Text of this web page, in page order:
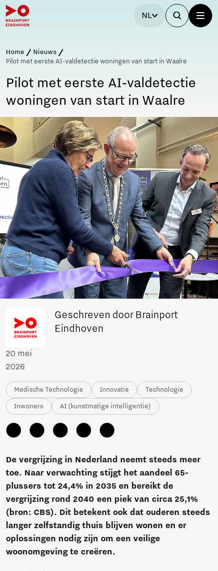
NL
Home
Nieuws
Pilot met eerste AI-valdetectie woningen van start in Waalre
Pilot met eerste AI-valdetectie
woningen van start in Waalre
Geschreven door Brainport
Eindhoven
20 mei
2026
Medische Technologie Innovatie Technologie
Inwoners AI (kunstmatige intelligentie)
De vergrijzing in Nederland neemt steeds meer
toe. Naar verwachting stijgt het aandeel 65-
plussers tot 24,4% in 2035 en bereikt de
vergrijzing rond 2040 een piek van circa 25,1%
(bron: CBS). Dit betekent ook dat ouderen steeds
langer zelfstandig thuis blijven wonen en er
oplossingen nodig zijn om een veilige
woonomgeving te creëren.